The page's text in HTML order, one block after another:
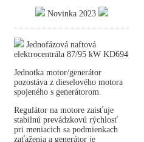
Novinka 2023
Jednofázová naftová
elektrocentrála 87/95 kW KD694
Jednotka motor/generátor
pozostáva z dieselového motora
spojeného s generátorom.
Regulátor na motore zaisťuje
stabilnú prevádzkovú rýchlosť
pri meniacich sa podmienkach
zaťaženia a generátor je